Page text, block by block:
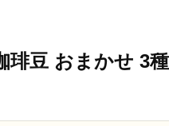
琲豆 おまかせ 3